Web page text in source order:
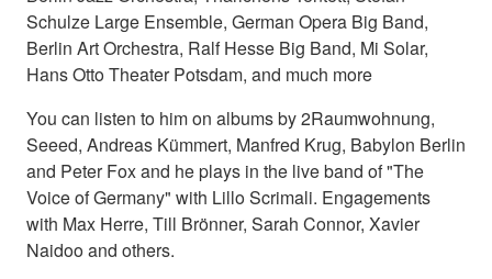
Schulze Large Ensemble, German Opera Big Band,
Berlin Art Orchestra, Ralf Hesse Big Band, Mi Solar,
Hans Otto Theater Potsdam, and much more
You can listen to him on albums by 2Raumwohnung,
Seeed, Andreas Kümmert, Manfred Krug, Babylon Berlin
and Peter Fox and he plays in the live band of "The
Voice of Germany" with Lillo Scrimali. Engagements
with Max Herre, Till Brönner, Sarah Connor, Xavier
Naidoo and others.